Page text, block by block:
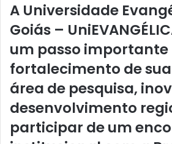
A Universidade
Goiás –
um passo importante
fortalecimento de
área de pesquisa,
desenvolvimento
participar de um